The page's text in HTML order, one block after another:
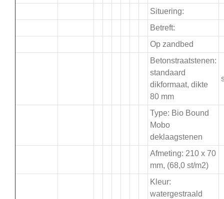
Situering:
Betreft:
Op zandbed
Betonstraatstenen:
standaard
dikformaat, dikte
80 mm
Type: Bio Bound
Mobo
deklaagstenen
Afmeting: 210 x 70
mm, (68,0 st/m2)
Kleur:
watergestraald